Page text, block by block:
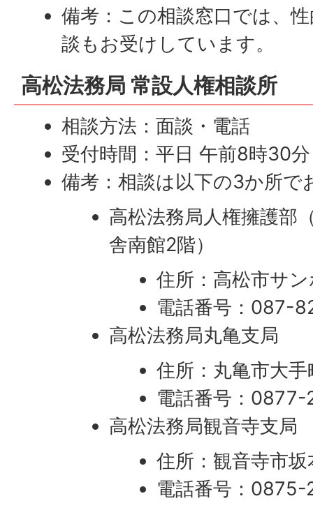
備考：この相談窓口では、
談もお受けしています。
高松法務局 常設人権相談所
相談方法：面談・電話
受付時間：平日 午前8時30
備考：相談は以下の3か所で
高松法務局人権擁護部
舎南館2階）
住所：高松市サ
電話番号：087-
高松法務局丸亀支局
住所：丸亀市大
電話番号：
高松法務局観音寺支局
住所：観音寺市
電話番号：